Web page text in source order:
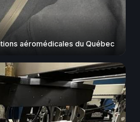
aéromédicales du Québec